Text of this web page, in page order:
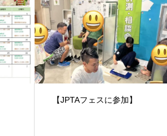
【JPTAフェスに参加】